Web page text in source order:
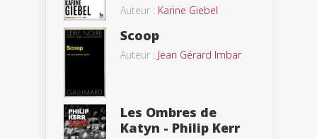
Auteur : Karine Giebel
Scoop
Auteur : Jean Gérard Imbar
Les Ombres de
Katyn - Philip Kerr